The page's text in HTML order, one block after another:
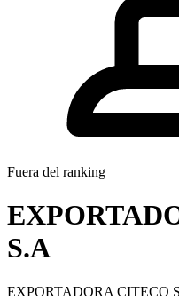
Fuera del ranking
S.A
EXPORTADORA CITECO